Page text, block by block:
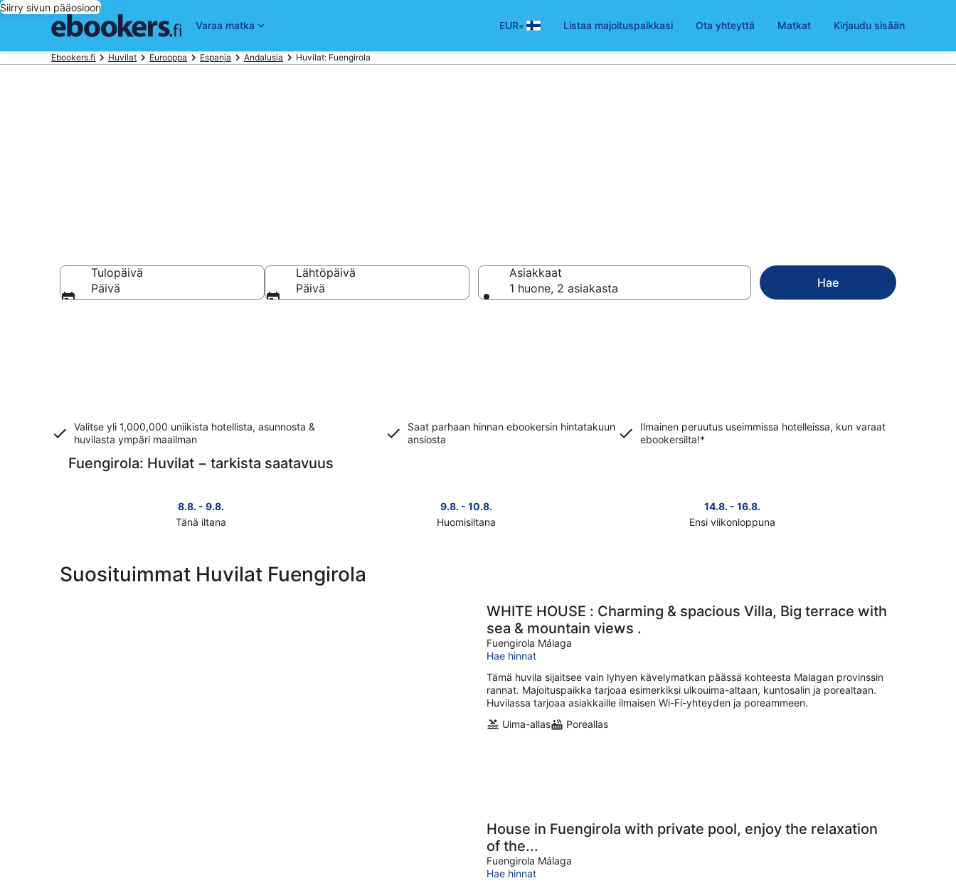
Siirry sivun pääosioon
Varaa matka
EUR• Listaa majoituspaikkasi Ota yhteyttä Matkat Kirjaudu sisään
Ebookers.fi Huvilat Eurooppa Espanja Andalusia Huvilat: Fuengirola
Tulopäivä
Päivä
Lähtöpäivä
Päivä
Asiakkaat
1 huone, 2 asiakasta
Hae
Valitse yli 1,000,000 uniikista hotellista, asunnosta &
huvilasta ympäri maailman
Saat parhaan hinnan ebookersin hintatakuun
ansiosta
Ilmainen peruutus useimmissa hotelleissa, kun varaat
ebookersilta!*
Fuengirola: Huvilat − tarkista saatavuus
8.8. - 9.8.
Tänä iltana
Fuengirola
hinnat
9.8. - 10.8.
Huomisiltana
Fuengirola
hinnat
14.8. - 16.8.
Ensi viikonloppuna
viikonlopuksi
eli
14.8.
Suosituimmat Huvilat Fuengirola
WHITE HOUSE : Charming & spacious Villa, Big terrace with
sea & mountain views .
Fuengirola Málaga
Hae hinnat
Tämä huvila sijaitsee vain lyhyen kävelymatkan päässä kohteesta Malagan provinssin
rannat. Majoituspaikka tarjoaa esimerkiksi ulkouima-altaan, kuntosalin ja porealtaan.
Huvilassa tarjoaa asiakkaille ilmaisen Wi-Fi-yhteyden ja poreammeen.
Uima-allas
Poreallas
House in Fuengirola with private pool, enjoy the relaxation
of the...
Fuengirola Málaga
Hae hinnat